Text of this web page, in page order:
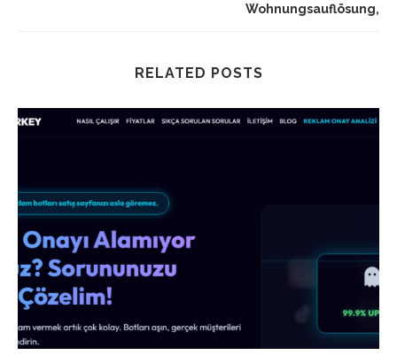
Wohnungsauflösung,
RELATED POSTS